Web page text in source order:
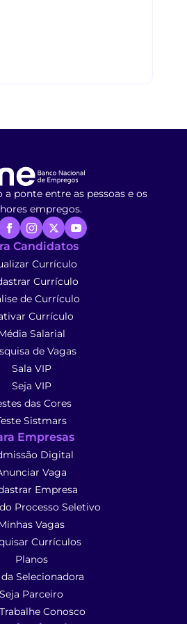
a ponte entre as pessoas e os
empregos.
Candidatos
Currículo
Currículo
de Currículo
Currículo
Salarial
de Vagas
Sala VIP
Seja VIP
das Cores
Sistmars
Empresas
Digital
Vaga
Empresa
Processo Seletivo
Vagas
Currículos
Planos
Selecionadora
Seja Parceiro
Conosco